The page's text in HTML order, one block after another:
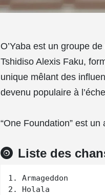
O’Yaba est un groupe
Tshidiso Alexis Faku,
unique mêlant des
devenu populaire à
“One Foundation” est
Liste des
1. Armageddon
2. Holala